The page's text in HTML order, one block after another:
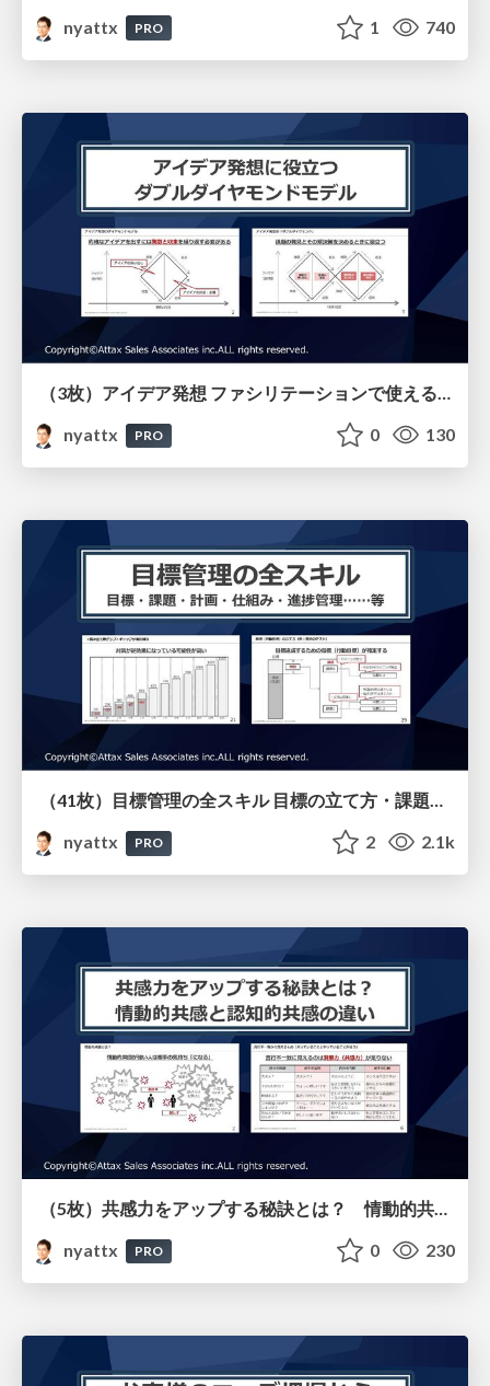
nyattx
PRO 1 740
（3枚）アイデア発想 ファシリテーションで使えるダブルダイヤモンド
nyattx
PRO 0 130
（41枚）目標管理の全スキル 目標の立て方・課題の設定の仕方・計画の立て方・仕組みの作り方・進捗管理のやり方等すべてを解説
nyattx
PRO 2 2.1k
（5枚）共感力をアップする秘訣とは？ 情動的共感と認知的共感の違いについて
nyattx
PRO 0 230